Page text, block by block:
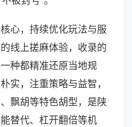
心，持续优化玩法与服
线上搓麻体验，收录的
种都精准还原当地规
实，注重策略与益智，
飘胡等特色胡型，是陕
替代、杠开翻倍等机